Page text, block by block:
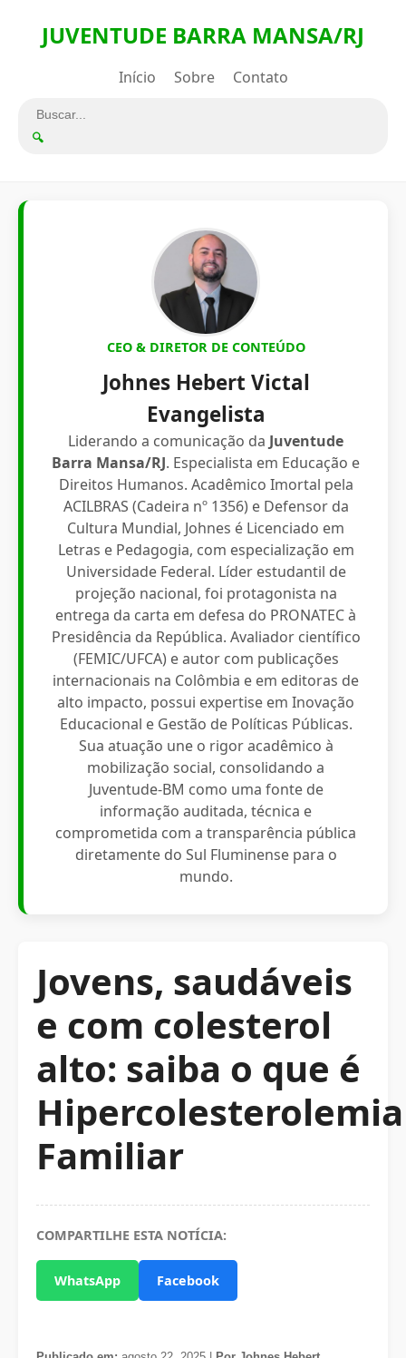
JUVENTUDE BARRA MANSA/RJ
Início Sobre Contato
🔍
CEO & DIRETOR DE CONTEÚDO
Johnes Hebert Victal
Evangelista
Liderando a comunicação da Juventude
Barra Mansa/RJ. Especialista em Educação e
Direitos Humanos. Acadêmico Imortal pela
ACILBRAS (Cadeira nº 1356) e Defensor da
Cultura Mundial, Johnes é Licenciado em
Letras e Pedagogia, com especialização em
Universidade Federal. Líder estudantil de
projeção nacional, foi protagonista na
entrega da carta em defesa do PRONATEC à
Presidência da República. Avaliador científico
(FEMIC/UFCA) e autor com publicações
internacionais na Colômbia e em editoras de
alto impacto, possui expertise em Inovação
Educacional e Gestão de Políticas Públicas.
Sua atuação une o rigor acadêmico à
mobilização social, consolidando a
Juventude-BM como uma fonte de
informação auditada, técnica e
comprometida com a transparência pública
diretamente do Sul Fluminense para o
mundo.
Jovens, saudáveis
e com colesterol
alto: saiba o que é
Hipercolesterolemia
Familiar
COMPARTILHE ESTA NOTÍCIA:
WhatsApp Facebook